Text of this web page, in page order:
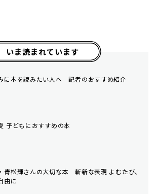
いま読まれています
に本を読みたい人へ 記者のおすすめ紹介
子どもにおすすめの本
青松輝さんの大切な本 斬新な表現 よむたび、
由に